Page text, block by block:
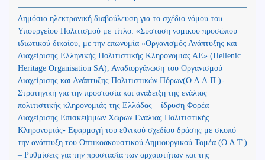
Δημόσια ηλεκτρονική διαβούλευση για το σχέδιο νόμου του
Υπουργείου Πολιτισμού με τίτλο: «Σύσταση νομικού προσώπου
ιδιωτικού δικαίου, με την επωνυμία «Οργανισμός Ανάπτυξης και
Διαχείρισης Ελληνικής Πολιτιστικής Κληρονομιάς ΑΕ» (Hellenic
Heritage Organisation SA), Αναδιοργάνωση του Οργανισμού
Διαχείρισης και Ανάπτυξης Πολιτιστικών Πόρων(Ο.Δ.Α.Π.)-
Στρατηγική για την προστασία και ανάδειξη της ενάλιας
πολιτιστικής κληρονομιάς της Ελλάδας – ίδρυση Φορέα
Διαχείρισης Επισκέψιμων Χώρων Ενάλιας Πολιτιστικής
Κληρονομιάς- Εφαρμογή του εθνικού σχεδίου δράσης με σκοπό
την ανάπτυξη του Οπτικοακουστικού Δημιουργικού Τομέα (Ο.Δ.Τ.)
– Ρυθμίσεις για την προστασία των αρχαιοτήτων και της